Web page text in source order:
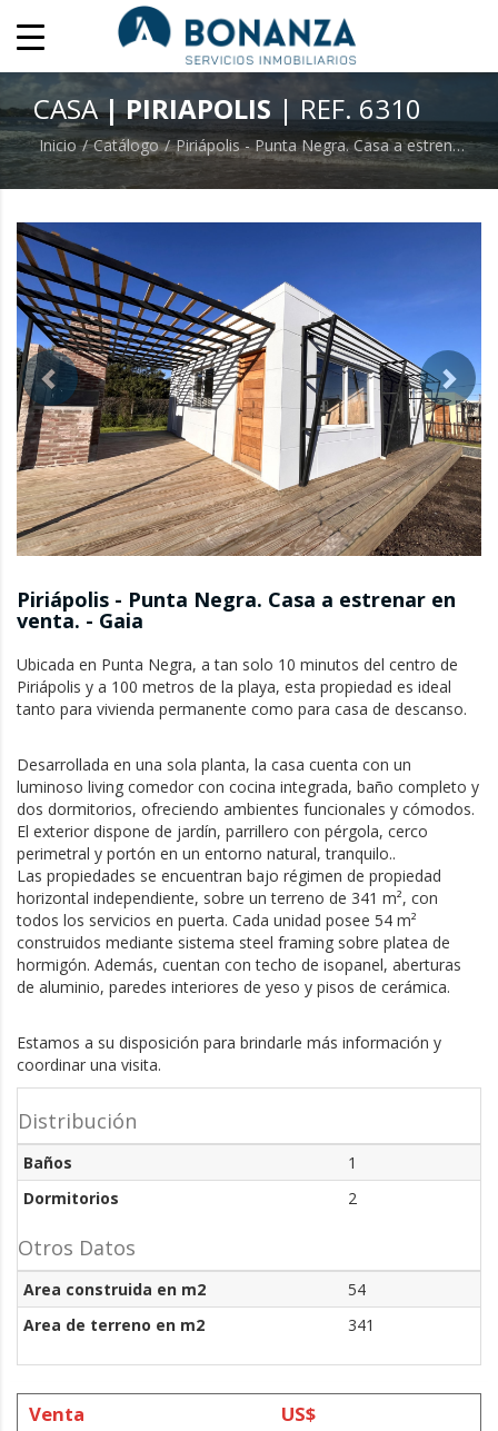
CASA| PIRIAPOLIS | REF. 6310
Inicio Catálogo Piriápolis - Punta Negra. Casa a estrenar en venta.
previous next
Piriápolis - Punta Negra. Casa a estrenar en
venta. - Gaia
Ubicada en Punta Negra, a tan solo 10 minutos del centro de
Piriápolis y a 100 metros de la playa, esta propiedad es ideal
tanto para vivienda permanente como para casa de descanso.
Desarrollada en una sola planta, la casa cuenta con un
luminoso living comedor con cocina integrada, baño completo y
dos dormitorios, ofreciendo ambientes funcionales y cómodos.
El exterior dispone de jardín, parrillero con pérgola, cerco
perimetral y portón en un entorno natural, tranquilo..
Las propiedades se encuentran bajo régimen de propiedad
horizontal independiente, sobre un terreno de 341 m², con
todos los servicios en puerta. Cada unidad posee 54 m²
construidos mediante sistema steel framing sobre platea de
hormigón. Además, cuentan con techo de isopanel, aberturas
de aluminio, paredes interiores de yeso y pisos de cerámica.
Estamos a su disposición para brindarle más información y
coordinar una visita.
Distribución
Baños
1
Dormitorios
2
Otros Datos
Area construida en m2
54
Area de terreno en m2
341
Venta US$